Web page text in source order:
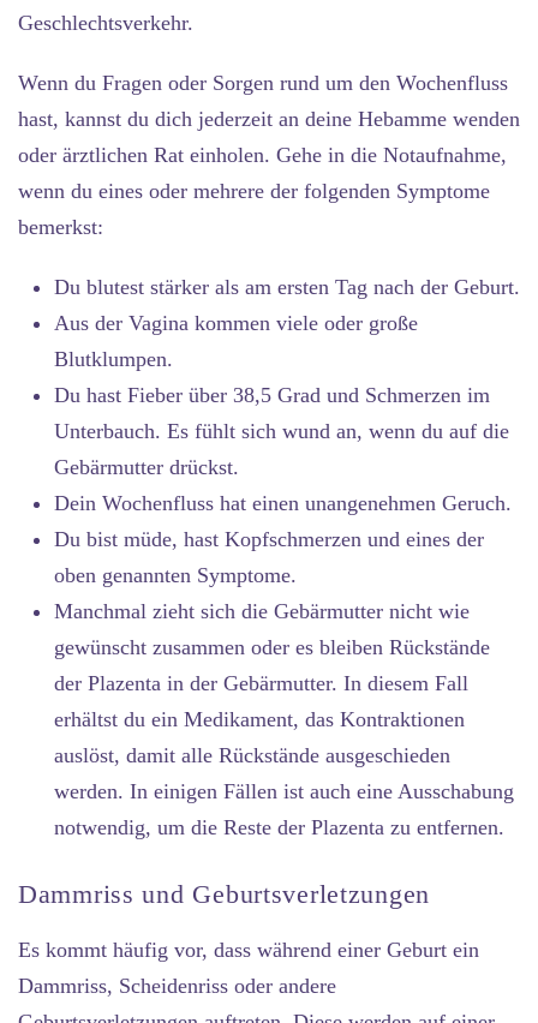
Geschlechtsverkehr.
Wenn du Fragen oder Sorgen rund um den Wochenfluss
hast, kannst du dich jederzeit an deine Hebamme wenden
oder ärztlichen Rat einholen. Gehe in die Notaufnahme,
wenn du eines oder mehrere der folgenden Symptome
bemerkst:
Du blutest stärker als am ersten Tag nach der Geburt.
Aus der Vagina kommen viele oder große
Blutklumpen.
Du hast Fieber über 38,5 Grad und Schmerzen im
Unterbauch. Es fühlt sich wund an, wenn du auf die
Gebärmutter drückst.
Dein Wochenfluss hat einen unangenehmen Geruch.
Du bist müde, hast Kopfschmerzen und eines der
oben genannten Symptome.
Manchmal zieht sich die Gebärmutter nicht wie
gewünscht zusammen oder es bleiben Rückstände
der Plazenta in der Gebärmutter. In diesem Fall
erhältst du ein Medikament, das Kontraktionen
auslöst, damit alle Rückstände ausgeschieden
werden. In einigen Fällen ist auch eine Ausschabung
notwendig, um die Reste der Plazenta zu entfernen.
Dammriss und Geburtsverletzungen
Es kommt häufig vor, dass während einer Geburt ein
Dammriss, Scheidenriss oder andere